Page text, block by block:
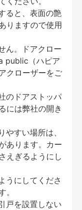
ると、表面の艶
りますので使用
ん。ドアクロー
public（ハピア
クローザーをご
のドアストッパ
には弊社の開き
すい場所は、
あります。カー
えぎるようにし
うにしてくださ
。
戸を設置しない